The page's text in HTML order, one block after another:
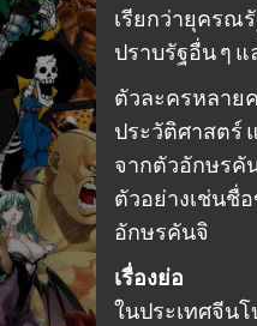
เรียกว่ายุครณ
ปราบรัฐอื่น ๆ
ตัวละครหลาย
ประวัติศาสตร์
จากตัวอักษรคั
ตัวอย่างเช่นชื่
อักษรคันจิ
เรื่องย่อ
ในประเทศจีน